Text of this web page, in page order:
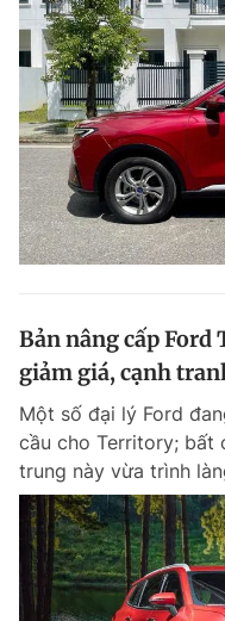
Bản nâng cấp Ford
giảm giá, cạnh
Một số đại lý Ford
cầu cho Territory; bất
trung này vừa trình